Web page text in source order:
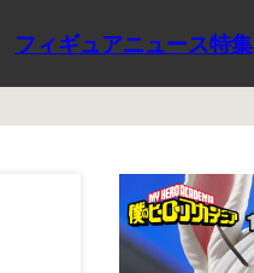
フィギュアニュース特集